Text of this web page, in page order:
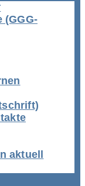
(GGG-
aktuell